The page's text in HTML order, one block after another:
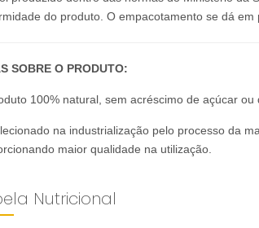
do produto. O empacotamento se dá
SOBRE O PRODUTO:
100% natural, sem acréscimo de açúcar
na industrialização pelo processo da
maior qualidade na utilização.
Nutricional